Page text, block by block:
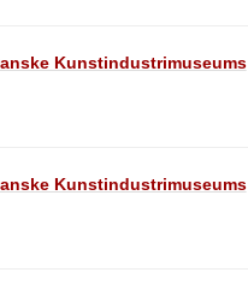
Kunstindustrimuseums
Kunstindustrimuseums